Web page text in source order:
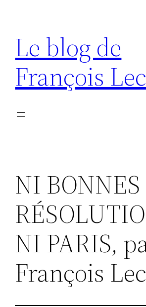
contenu
Le blog de
François
NI BONNES
NI PARIS,
François